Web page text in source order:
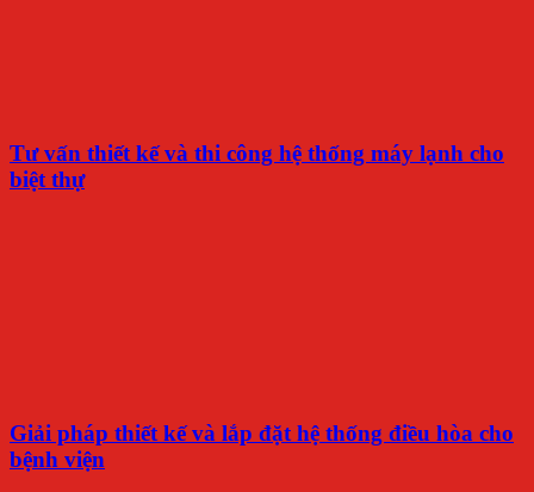
Tư vấn thiết kế và thi công hệ thống máy lạnh cho
biệt thự
Giải pháp thiết kế và lắp đặt hệ thống điều hòa cho
bệnh viện